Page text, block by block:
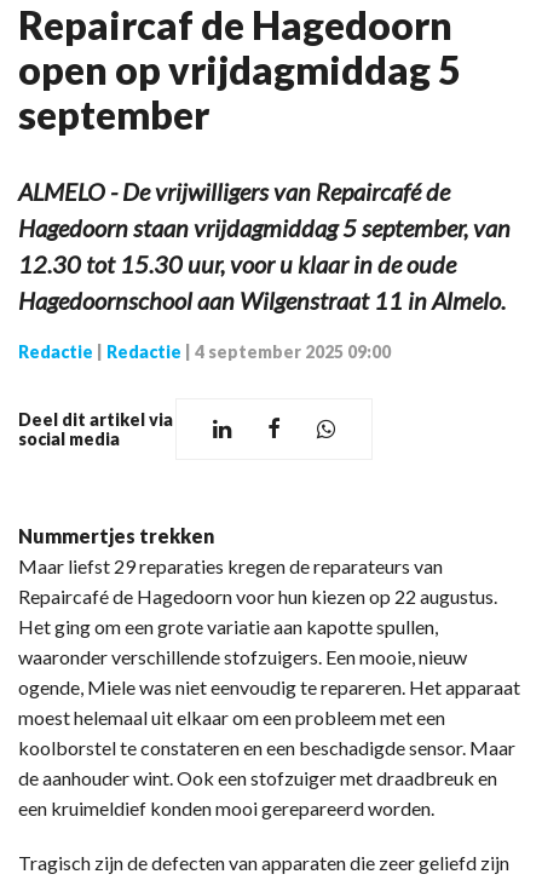
Repaircaf de Hagedoorn
open op vrijdagmiddag 5
september
ALMELO - De vrijwilligers van Repaircafé de
Hagedoorn staan vrijdagmiddag 5 september, van
12.30 tot 15.30 uur, voor u klaar in de oude
Hagedoornschool aan Wilgenstraat 11 in Almelo.
Redactie Redactie 4 september 2025 09:00
Deel dit artikel via
social media
Nummertjes trekken
Maar liefst 29 reparaties kregen de reparateurs van
Repaircafé de Hagedoorn voor hun kiezen op 22 augustus.
Het ging om een grote variatie aan kapotte spullen,
waaronder verschillende stofzuigers. Een mooie, nieuw
ogende, Miele was niet eenvoudig te repareren. Het apparaat
moest helemaal uit elkaar om een probleem met een
koolborstel te constateren en een beschadigde sensor. Maar
de aanhouder wint. Ook een stofzuiger met draadbreuk en
een kruimeldief konden mooi gerepareerd worden.
Tragisch zijn de defecten van apparaten die zeer geliefd zijn